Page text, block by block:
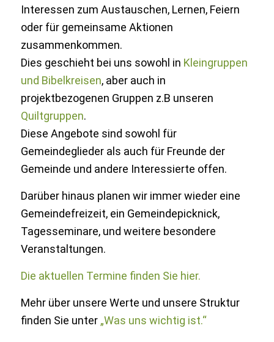
Interessen zum Austauschen, Lernen, Feiern
oder für gemeinsame Aktionen
zusammenkommen.
Dies geschieht bei uns sowohl in Kleingruppen
und Bibelkreisen, aber auch in
projektbezogenen Gruppen z.B unseren
Quiltgruppen.
Diese Angebote sind sowohl für
Gemeindeglieder als auch für Freunde der
Gemeinde und andere Interessierte offen.
Darüber hinaus planen wir immer wieder eine
Gemeindefreizeit, ein Gemeindepicknick,
Tagesseminare, und weitere besondere
Veranstaltungen.
Die aktuellen Termine finden Sie hier.
Mehr über unsere Werte und unsere Struktur
finden Sie unter „Was uns wichtig ist.“